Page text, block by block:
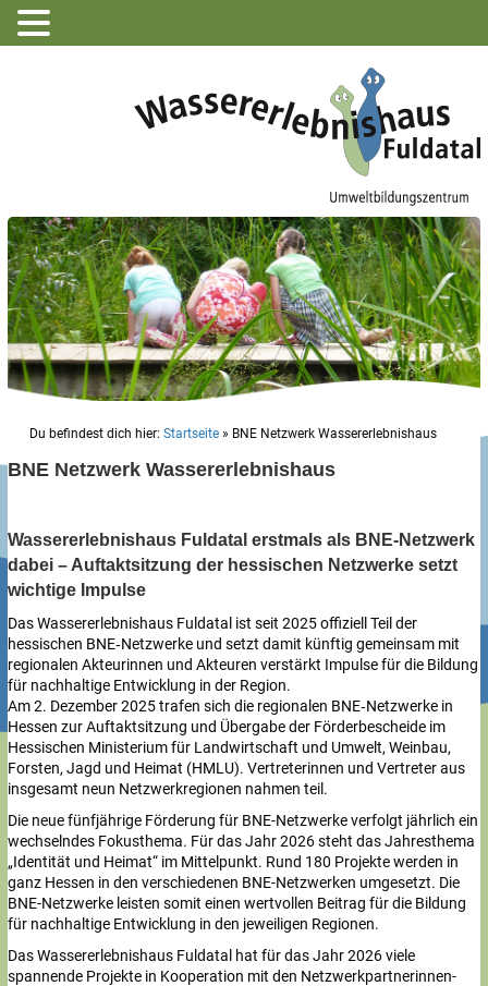
Du befindest dich hier: Startseite » BNE Netzwerk Wassererlebnishaus
BNE Netzwerk Wassererlebnishaus
Wassererlebnishaus Fuldatal erstmals als BNE‑Netzwerk
dabei – Auftaktsitzung der hessischen Netzwerke setzt
wichtige Impulse
Das Wassererlebnishaus Fuldatal ist seit 2025 offiziell Teil der
hessischen BNE‑Netzwerke und setzt damit künftig gemeinsam mit
regionalen Akteurinnen und Akteuren verstärkt Impulse für die Bildung
für nachhaltige Entwicklung in der Region.
Am 2. Dezember 2025 trafen sich die regionalen BNE‑Netzwerke in
Hessen zur Auftaktsitzung und Übergabe der Förderbescheide im
Hessischen Ministerium für Landwirtschaft und Umwelt, Weinbau,
Forsten, Jagd und Heimat (HMLU). Vertreterinnen und Vertreter aus
insgesamt neun Netzwerkregionen nahmen teil.
Die neue fünfjährige Förderung für BNE-Netzwerke verfolgt jährlich ein
wechselndes Fokusthema. Für das Jahr 2026 steht das Jahresthema
„Identität und Heimat“ im Mittelpunkt. Rund 180 Projekte werden in
ganz Hessen in den verschiedenen BNE-Netzwerken umgesetzt. Die
BNE-Netzwerke leisten somit einen wertvollen Beitrag für die Bildung
für nachhaltige Entwicklung in den jeweiligen Regionen.
Das Wassererlebnishaus Fuldatal hat für das Jahr 2026 viele
spannende Projekte in Kooperation mit den Netzwerkpartnerinnen-